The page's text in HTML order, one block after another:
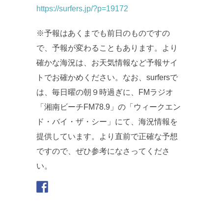
https://surfers.jp/?p=19172
※予報はあくまでも前日のものですの
で、予報が変わることもあります。より
確かな海況は、お天気情報など予報サイ
トでお確かめください。なお、surfersで
は、毎日曜の朝９時過ぎに、FMラジオ
「湘南ビーチFM78.9」の「ウィークエン
ド・バイ・ザ・シー」にて、海況情報を
提供しています。より直前で正確な予想
ですので、ぜひ参考になさってくださ
い。